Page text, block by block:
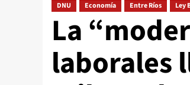
DNU Economía Entre Ríos Ley
La
laborales